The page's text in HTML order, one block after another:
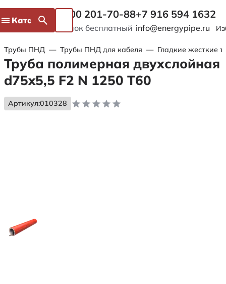
Каталог 8 800 201-70-88
Звонок бесплатный
+7 916 594 1632
info@energypipe.ru
Трубы ПНД — Трубы ПНД для кабеля — Гладкие жесткие
Труба полимерная двухслойная
d75x5,5 F2 N 1250 Т60
Артикул:010328